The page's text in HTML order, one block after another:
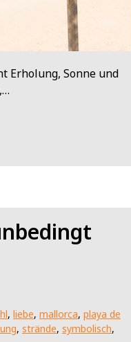
Erholung, Sonne und
, liebe, mallorca, playa de
, strände, symbolisch,